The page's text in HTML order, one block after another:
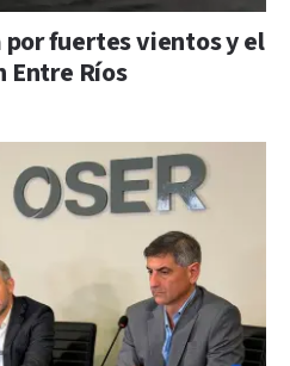
fuertes vientos y el
Entre Ríos